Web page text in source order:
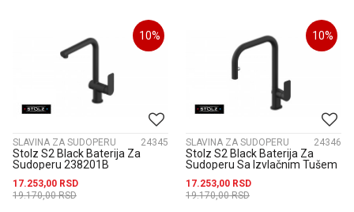
10%
SLAVINA ZA SUDOPERU 24345
Stolz S2 Black Baterija Za
Sudoperu 238201B
17.253,00 RSD
19.170,00RSD
10%
SLAVINA ZA SUDOPERU 24346
Stolz S2 Black Baterija Za
Sudoperu Sa Izvlačnim Tušem
17.253,00 RSD
19.170,00RSD